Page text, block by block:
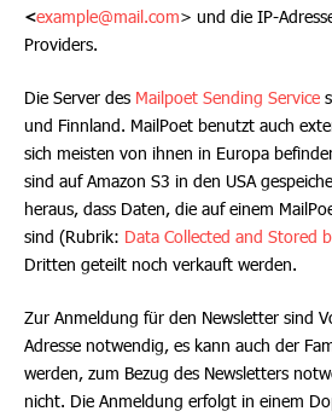
<example@mail.com> und die IP-
Providers.
Die Server des Mailpoet Sending Service
und Finnland. MailPoet benutzt auch
sich meisten von ihnen in Europa
sind auf Amazon S3 in den USA
heraus, dass Daten, die auf einem
sind (Rubrik: Data Collected and Stored
Dritten geteilt noch verkauft werden.
Zur Anmeldung für den Newsletter sind
Adresse notwendig, es kann auch der
werden, zum Bezug des Newsletters
nicht. Die Anmeldung erfolgt in einem